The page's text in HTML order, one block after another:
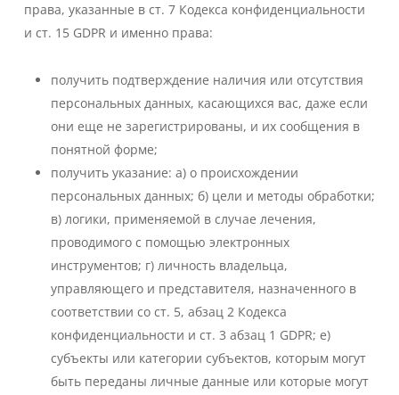
права, указанные в ст. 7 Кодекса конфиденциальности
и ст. 15 GDPR и именно права:
получить подтверждение наличия или отсутствия
персональных данных, касающихся вас, даже если
они еще не зарегистрированы, и их сообщения в
понятной форме;
получить указание: а) о происхождении
персональных данных; б) цели и методы обработки;
в) логики, применяемой в случае лечения,
проводимого с помощью электронных
инструментов; г) личность владельца,
управляющего и представителя, назначенного в
соответствии со ст. 5, абзац 2 Кодекса
конфиденциальности и ст. 3 абзац 1 GDPR; e)
субъекты или категории субъектов, которым могут
быть переданы личные данные или которые могут